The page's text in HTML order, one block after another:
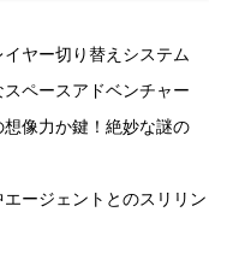
ヤー切り替えシステム
ペースアドベンチャー
像力か鍵！絶妙な謎の
ージェントとのスリリン